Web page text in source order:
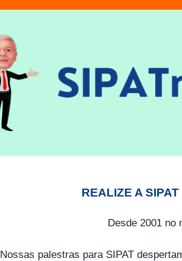
REALIZE A
Desde 2001 no
Nossas palestras para SIPAT